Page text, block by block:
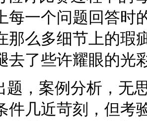
每一个问题回答时
那么多细节上的瑕
去了些许耀眼的光
题，案例分析，无
件几近苛刻，但